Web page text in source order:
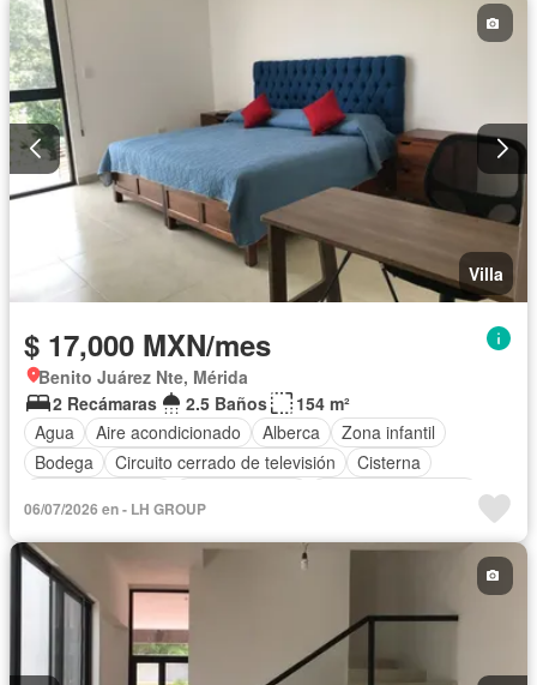
Jardín
Televisión por cable
Terraza Wifi
Zonas verdes
Permite mascotas
Permite niños
Completamente amueblado
Villa
$ 17,000 MXN/mes
Benito Juárez Nte, Mérida
2 Recámaras
2.5 Baños
154 m²
Agua
Aire acondicionado Alberca
Zona infantil
Bodega
Circuito cerrado de televisión
Cisterna
Cuarto de servicio
Electricidad
Internet
Recámara con closet
Seguridad
Televisión por cable
Permite mascotas
Completamente amueblado
06/07/2026 en - LH GROUP